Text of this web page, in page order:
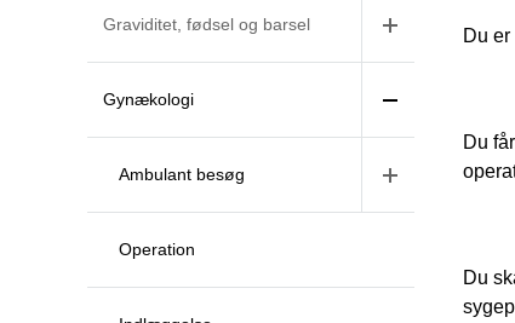
Graviditet, fødsel og barsel
Gynækologi
Ambulant besøg
Operation
Du
Du
Du